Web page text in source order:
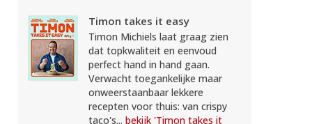
Timon takes it easy
Timon Michiels laat graag zien
dat topkwaliteit en eenvoud
perfect hand in hand gaan.
Verwacht toegankelijke maar
onweerstaanbaar lekkere
recepten voor thuis: van crispy
taco's... bekijk 'Timon takes it